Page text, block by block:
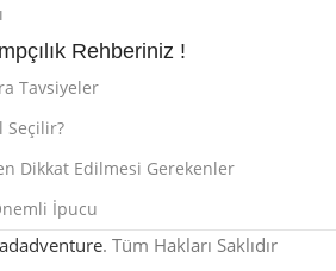
Rehberiniz !
Tavsiyeler
Seçilir?
Dikkat Edilmesi Gerekenler
İpucu
. Tüm Hakları Saklıdır